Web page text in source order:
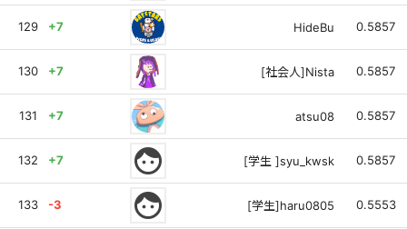
129 +7 HideBu 0.5857
130 +7 [社会人]Nista 0.5857
131 +7 atsu08 0.5857
132 +7 face [学生 ]syu_kwsk 0.5857
133 -3 face [学生]haru0805 0.5553